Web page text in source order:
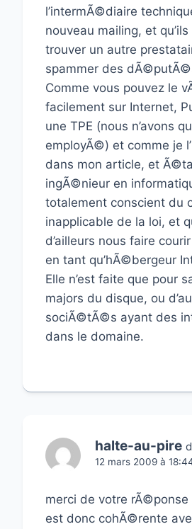
l’intermÃ©diaire
nouveau mailing, et
trouver un autre
spammer des
Comme vous pouvez le
facilement sur Internet,
une TPE (nous n’avons
employÃ©) et comme je
dans mon article, et
ingÃ©nieur en
totalement conscient du
inapplicable de la loi, et
d’ailleurs nous faire
en tant qu’hÃ©bergeur
Elle n’est faite que pour
majors du disque, ou
sociÃ©tÃ©s ayant des
dans le domaine.
halte-au-pire
12 mars 2009 à
merci de votre rÃ©ponse
est donc cohÃ©rente